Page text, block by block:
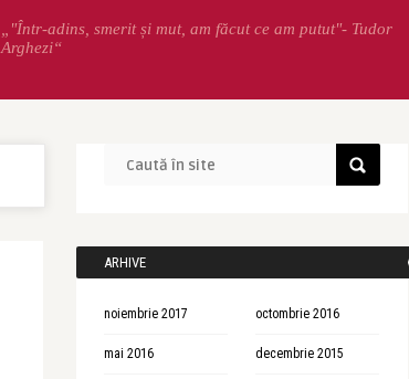
„"Într-adins, smerit și mut, am făcut ce am putut"- Tudor
Arghezi“
ARHIVE
noiembrie 2017 octombrie 2016
mai 2016 decembrie 2015